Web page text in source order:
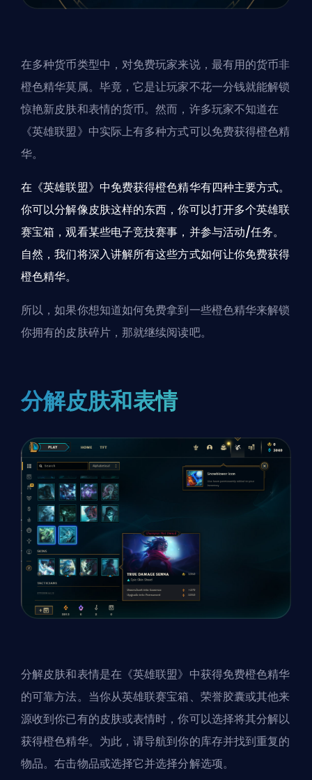
在多种货币类型中，对免费玩家来说，最有用的货币非
橙色精华莫属。毕竟，它是让玩家不花一分钱就能解锁
惊艳新皮肤和表情的货币。然而，许多玩家不知道在
《英雄联盟》中实际上有多种方式可以免费获得橙色精
华。
在《英雄联盟》中免费获得橙色精华有四种主要方式。
你可以分解像皮肤这样的东西，你可以打开多个英雄联
赛宝箱，观看某些电子竞技赛事，并参与活动/任务。
自然，我们将深入讲解所有这些方式如何让你免费获得
橙色精华。
所以，如果你想知道如何免费拿到一些橙色精华来解锁
你拥有的皮肤碎片，那就继续阅读吧。
分解皮肤和表情
分解皮肤和表情是在《英雄联盟》中获得免费橙色精华
的可靠方法。当你从英雄联赛宝箱、荣誉胶囊或其他来
源收到你已有的皮肤或表情时，你可以选择将其分解以
获得橙色精华。为此，请导航到你的库存并找到重复的
物品。右击物品或选择它并选择分解选项。